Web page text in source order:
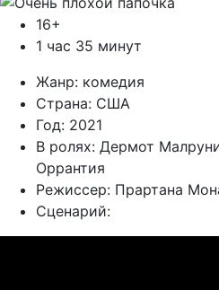
16+
1 час 35 минут
Жанр: комедия
Страна: США
Год: 2021
В ролях: Дермот
Оррантия
Режиссер: Прартана
Сценарий: